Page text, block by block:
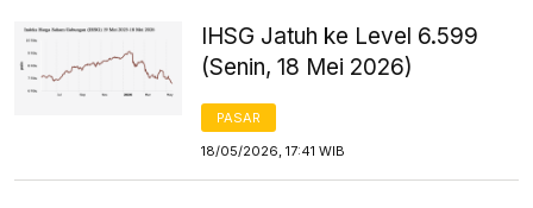
IHSG Jatuh ke Level 6.599
(Senin, 18 Mei 2026)
PASAR
18/05/2026, 17:41 WIB